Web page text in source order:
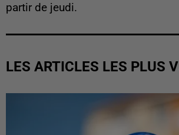
partir de jeudi.
LES ARTICLES LES PLUS